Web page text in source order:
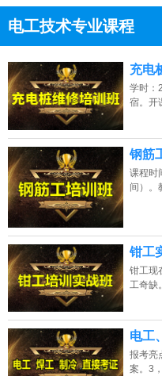
电工技术专业课程
点击免费咨询电话：
充电
学时：
宿。开
钢筋
课程时
间）。
钳工
钳工现
工奇缺
电工
报考亮
案。3